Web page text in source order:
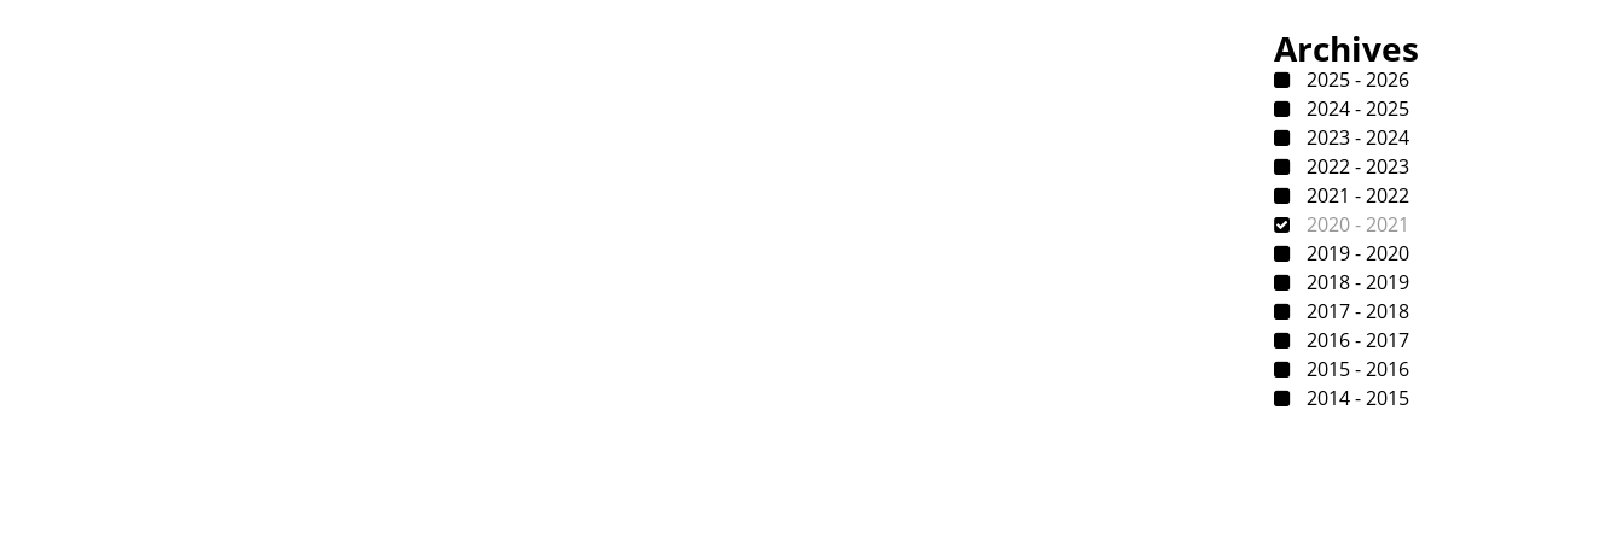
Archives
2025 - 2026
2024 - 2025
2023 - 2024
2022 - 2023
2021 - 2022
2020 - 2021
2019 - 2020
2018 - 2019
2017 - 2018
2016 - 2017
2015 - 2016
2014 - 2015